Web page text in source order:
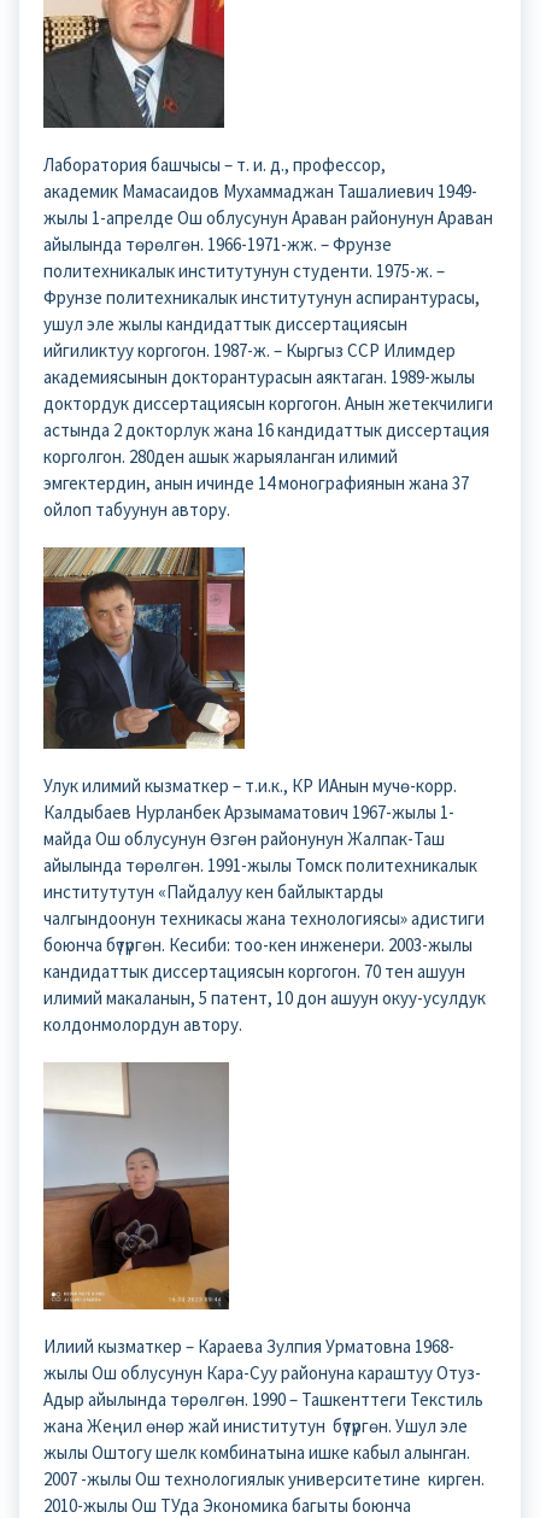
Лаборатория башчысы – т. и. д., профессор,
академик Мамасаидов Мухаммаджан Ташалиевич 1949-
жылы 1-апрелде Ош облусунун Араван районунун Араван
айылында төрөлгөн. 1966-1971-жж. – Фрунзе
политехникалык институтунун студенти. 1975-ж. –
Фрунзе политехникалык институтунун аспирантурасы,
ушул эле жылы кандидаттык диссертациясын
ийгиликтуу коргогон. 1987-ж. – Кыргыз ССР Илимдер
академиясынын докторантурасын аяктаган. 1989-жылы
доктордук диссертациясын коргогон. Анын жетекчилиги
астында 2 докторлук жана 16 кандидаттык диссертация
корголгон. 280ден ашык жарыяланган илимий
эмгектердин, анын ичинде 14 монографиянын жана 37
ойлоп табуунун автору.
Улук илимий кызматкер – т.и.к., КР ИАнын мучө-корр.
Калдыбаев Нурланбек Арзымаматович 1967-жылы 1-
майда Ош облусунун Өзгөн районунун Жалпак-Таш
айылында төрөлгөн. 1991-жылы Томск политехникалык
институтутун «Пайдалуу кен байлыктарды
чалгындоонун техникасы жана технологиясы» адистиги
боюнча бүтүргөн. Кесиби: тоо-кен инженери. 2003-жылы
кандидаттык диссертациясын коргогон. 70 тен ашуун
илимий макаланын, 5 патент, 10 дон ашуун окуу-усулдук
колдонмолордун автору.
Илиий кызматкер – Караева Зулпия Урматовна 1968-
жылы Ош облусунун Кара-Суу районуна караштуу Отуз-
Адыр айылында төрөлгөн. 1990 – Ташкенттеги Текстиль
жана Жеңил өнөр жай иниститутун бүтүргөн. Ушул эле
жылы Оштогу шелк комбинатына ишке кабыл алынган.
2007 -жылы Ош технологиялык университетине кирген.
2010-жылы Ош ТУда Экономика багыты боюнча